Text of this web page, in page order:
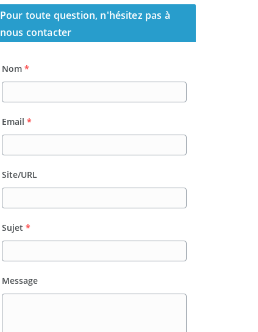
Pour toute question, n'hésitez pas à
nous contacter
Nom *
Email *
Site/URL
Sujet *
Message